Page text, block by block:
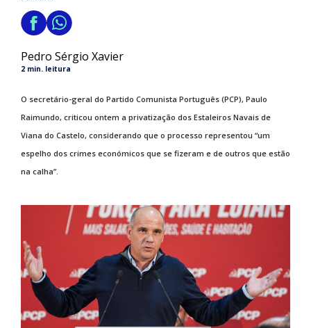
Pedro Sérgio Xavier
2 min. leitura
O secretário-geral do Partido Comunista Português (PCP), Paulo
Raimundo, criticou ontem a privatização dos Estaleiros Navais de
Viana do Castelo, considerando que o processo representou “um
espelho dos crimes económicos que se fizeram e de outros que estão
na calha”.